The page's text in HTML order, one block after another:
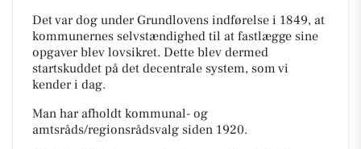
Det var dog under Grundlovens indførelse i 1849, at
kommunernes selvstændighed til at fastlægge sine
opgaver blev lovsikret. Dette blev dermed
startskuddet på det decentrale system, som vi
kender i dag.
Man har afholdt kommunal- og
amtsråds/regionsrådsvalg siden 1920.